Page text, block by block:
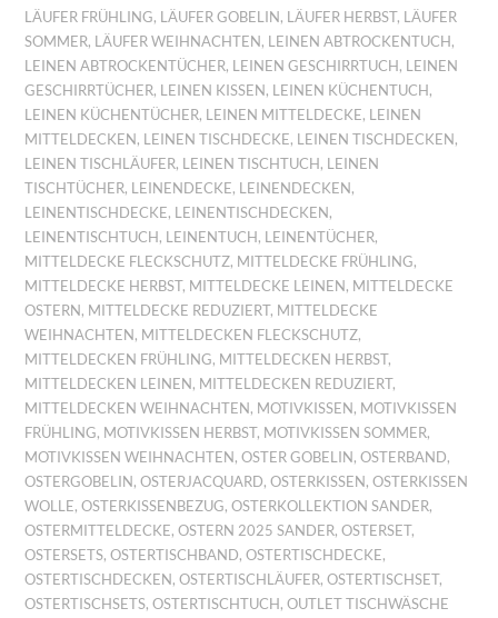
LÄUFER FRÜHLING, LÄUFER GOBELIN, LÄUFER HERBST, LÄUFER
SOMMER, LÄUFER WEIHNACHTEN, LEINEN ABTROCKENTUCH,
LEINEN ABTROCKENTÜCHER, LEINEN GESCHIRRTUCH, LEINEN
GESCHIRRTÜCHER, LEINEN KISSEN, LEINEN KÜCHENTUCH,
LEINEN KÜCHENTÜCHER, LEINEN MITTELDECKE, LEINEN
MITTELDECKEN, LEINEN TISCHDECKE, LEINEN TISCHDECKEN,
LEINEN TISCHLÄUFER, LEINEN TISCHTUCH, LEINEN
TISCHTÜCHER, LEINENDECKE, LEINENDECKEN,
LEINENTISCHDECKE, LEINENTISCHDECKEN,
LEINENTISCHTUCH, LEINENTUCH, LEINENTÜCHER,
MITTELDECKE FLECKSCHUTZ, MITTELDECKE FRÜHLING,
MITTELDECKE HERBST, MITTELDECKE LEINEN, MITTELDECKE
OSTERN, MITTELDECKE REDUZIERT, MITTELDECKE
WEIHNACHTEN, MITTELDECKEN FLECKSCHUTZ,
MITTELDECKEN FRÜHLING, MITTELDECKEN HERBST,
MITTELDECKEN LEINEN, MITTELDECKEN REDUZIERT,
MITTELDECKEN WEIHNACHTEN, MOTIVKISSEN, MOTIVKISSEN
FRÜHLING, MOTIVKISSEN HERBST, MOTIVKISSEN SOMMER,
MOTIVKISSEN WEIHNACHTEN,OSTER GOBELIN,OSTERBAND,
OSTERGOBELIN,OSTERJACQUARD,OSTERKISSEN,OSTERKISSEN
WOLLE,OSTERKISSENBEZUG,OSTERKOLLEKTION SANDER,
OSTERMITTELDECKE,OSTERN 2025 SANDER,OSTERSET,
OSTERSETS,OSTERTISCHBAND,OSTERTISCHDECKE,
OSTERTISCHDECKEN,OSTERTISCHLÄUFER,OSTERTISCHSET,
OSTERTISCHSETS,OSTERTISCHTUCH,OUTLET TISCHWÄSCHE